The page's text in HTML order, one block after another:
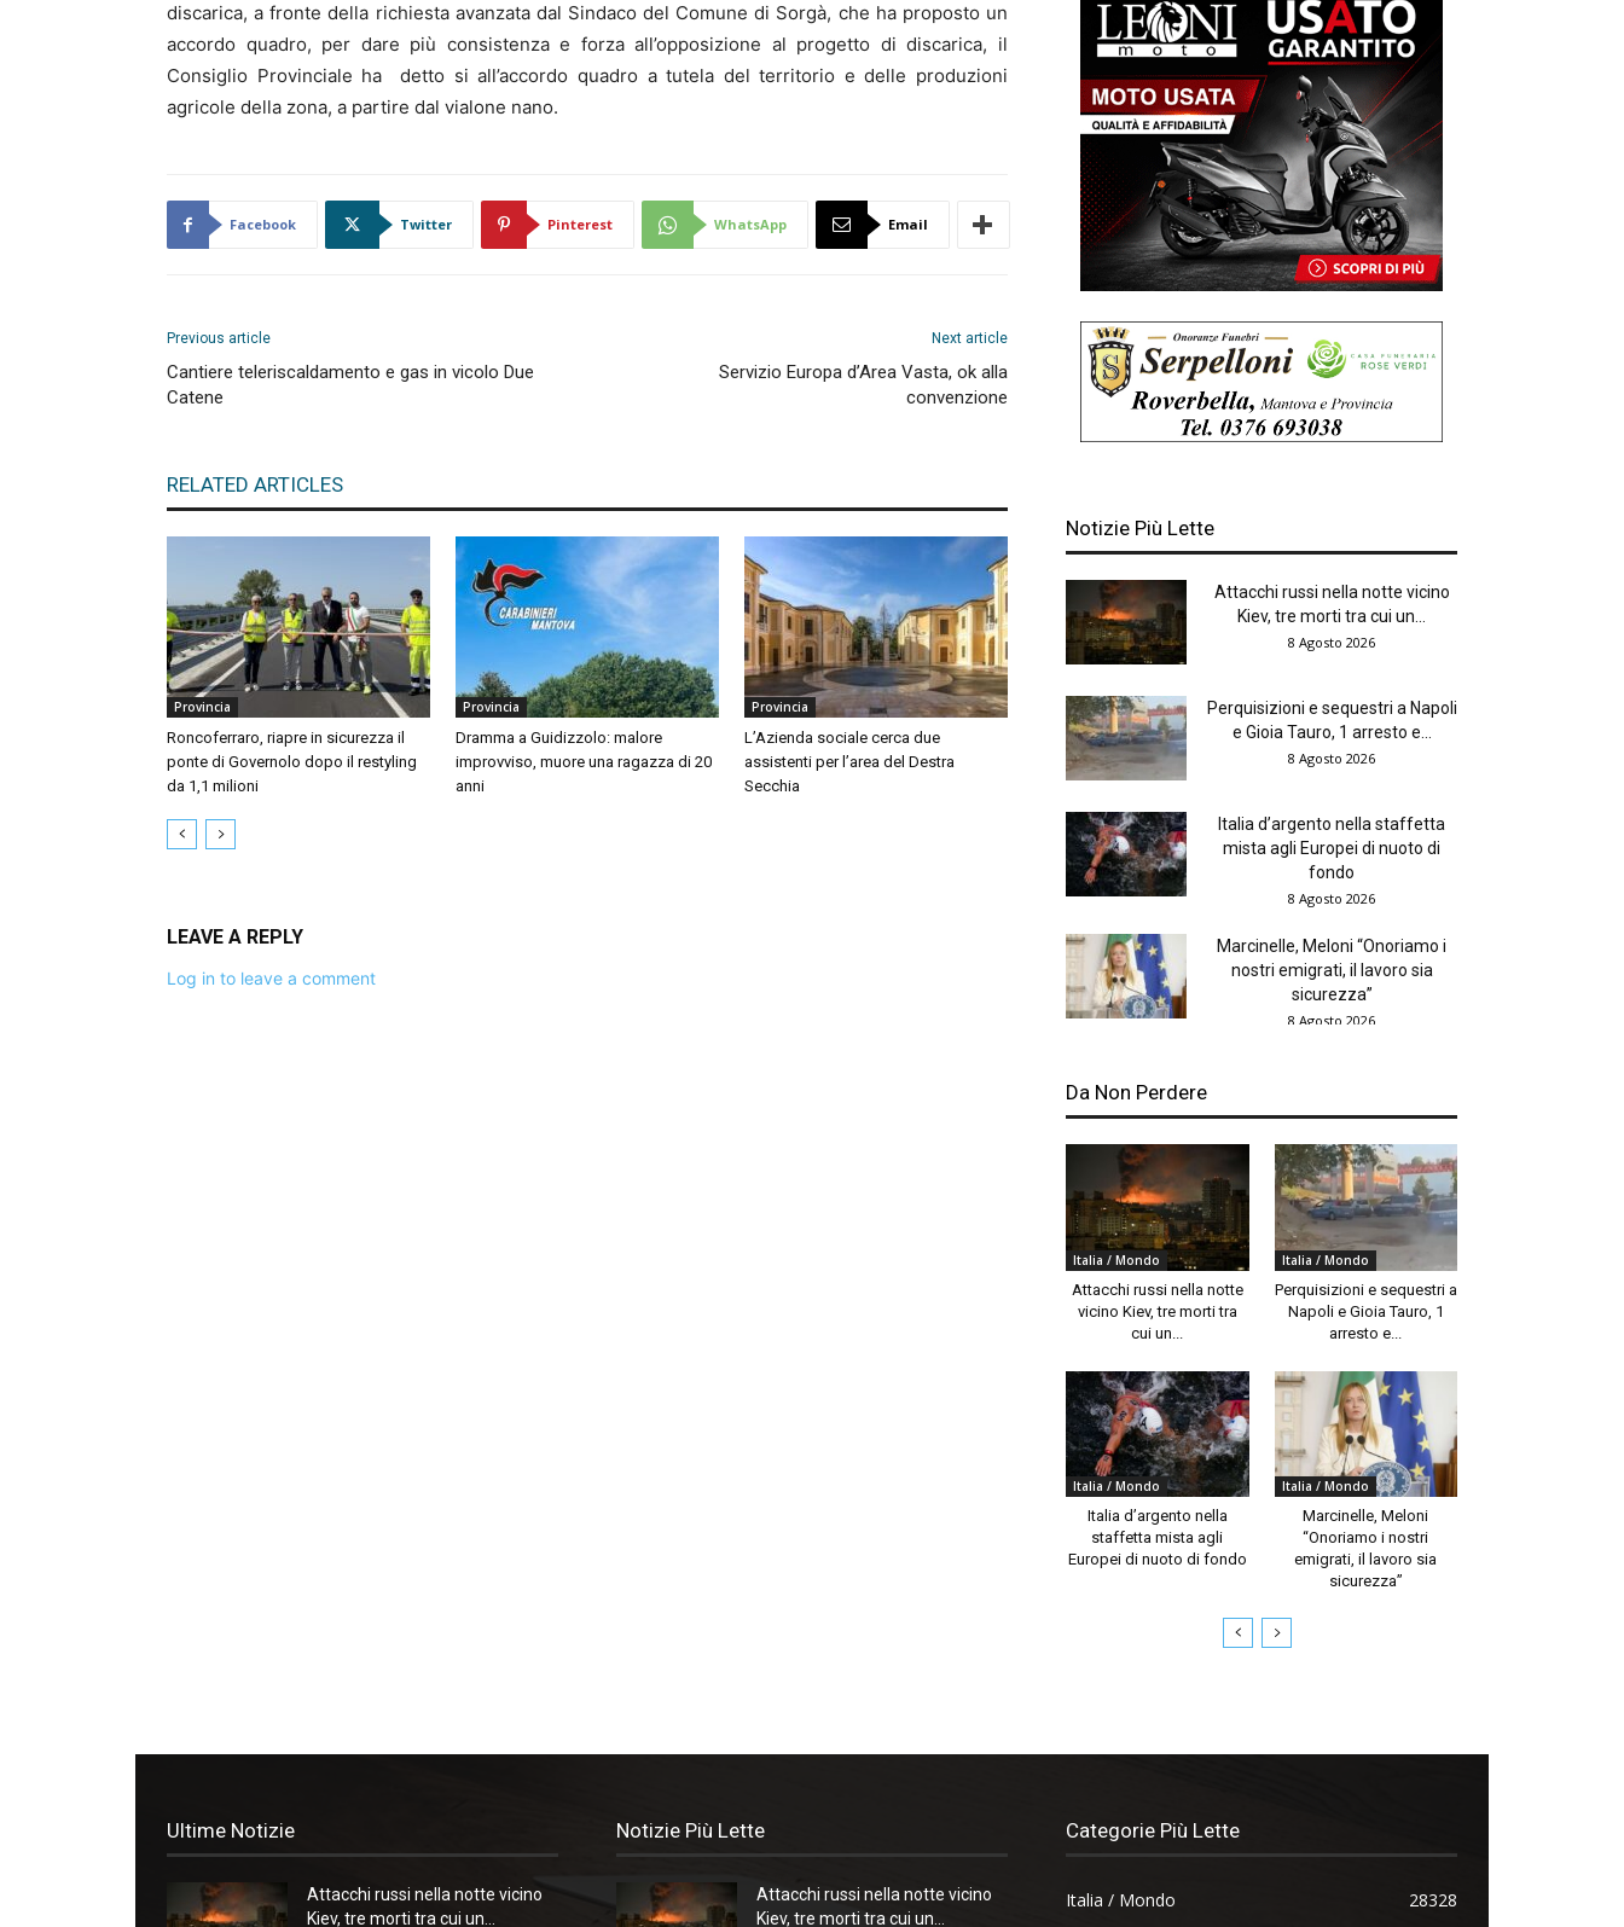
discarica, a fronte della richiesta avanzata dal Sindaco del Comune di Sorgà, che ha proposto un
accordo quadro, per dare più consistenza e forza all’opposizione al progetto di discarica, il
Consiglio Provinciale ha detto si all’accordo quadro a tutela del territorio e delle produzioni
agricole della zona, a partire dal vialone nano.
Facebook Twitter Pinterest WhatsApp Email
Previous article
Cantiere teleriscaldamento e gas in vicolo Due
Catene
Next article
Servizio Europa d’Area Vasta, ok alla
convenzione
RELATED ARTICLES
Provincia
Roncoferraro, riapre in sicurezza il
ponte di Governolo dopo il restyling
da 1,1 milioni
Provincia
Dramma a Guidizzolo: malore
improvviso, muore una ragazza di 20
anni
Provincia
L’Azienda sociale cerca due
assistenti per l’area del Destra
Secchia
LEAVE A REPLY
Log in to leave a comment
Notizie Più Lette
Attacchi russi nella notte vicino
Kiev, tre morti tra cui un...
8 Agosto 2026
Perquisizioni e sequestri a Napoli
e Gioia Tauro, 1 arresto e...
8 Agosto 2026
Italia d’argento nella staffetta
mista agli Europei di nuoto di
fondo
8 Agosto 2026
Marcinelle, Meloni “Onoriamo i
nostri emigrati, il lavoro sia
sicurezza”
8 Agosto 2026
Da Non Perdere
Italia / Mondo
Attacchi russi nella notte
vicino Kiev, tre morti tra
cui un...
Italia / Mondo
Perquisizioni e sequestri a
Napoli e Gioia Tauro, 1
arresto e...
Italia / Mondo
Italia d’argento nella
staffetta mista agli
Europei di nuoto di fondo
Italia / Mondo
Marcinelle, Meloni
“Onoriamo i nostri
emigrati, il lavoro sia
sicurezza”
Ultime Notizie
Attacchi russi nella notte vicino
Kiev, tre morti tra cui un...
Notizie Più Lette
Attacchi russi nella notte vicino
Kiev, tre morti tra cui un...
Categorie Più Lette
Italia / Mondo
28328